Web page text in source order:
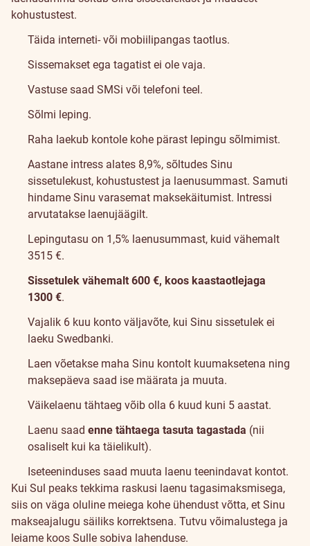
kohustustest.
Täida interneti- või mobiilipangas taotlus.
Sissemakset ega tagatist ei ole vaja.
Vastuse saad SMSi või telefoni teel.
Sõlmi leping.
Raha laekub kontole kohe pärast lepingu sõlmimist.
Aastane intress alates 8,9%, sõltudes Sinu
sissetulekust, kohustustest ja laenusummast. Samuti
hindame Sinu varasemat maksekäitumist. Intressi
arvutatakse laenujäägilt.
Lepingutasu on 1,5% laenusummast, kuid vähemalt
3515 €.
Sissetulek vähemalt 600 €, koos kaastaotlejaga
1300 €.
Vajalik 6 kuu konto väljavõte, kui Sinu sissetulek ei
laeku Swedbanki.
Laen võetakse maha Sinu kontolt kuumaksetena ning
maksepäeva saad ise määrata ja muuta.
Väikelaenu tähtaeg võib olla 6 kuud kuni 5 aastat.
Laenu saad enne tähtaega tasuta tagastada (nii
osaliselt kui ka täielikult).
Iseteeninduses saad muuta laenu teenindavat kontot.
Kui Sul peaks tekkima raskusi laenu tagasimaksmisega,
siis on väga oluline meiega kohe ühendust võtta, et Sinu
makseajalugu säiliks korrektsena. Tutvu võimalustega ja
leiame koos Sulle sobiva lahenduse.